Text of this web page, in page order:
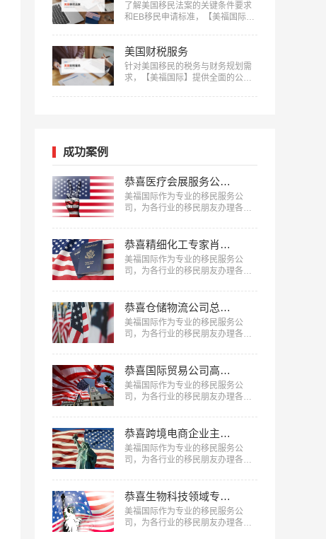
了解美国移民法案的关键条件要求
和EB移民申请标准，【美福国际】
美国财税服务
针对美国移民的税务与财务规划需
求，【美福国际】提供全面的公司
成功案例
恭喜医疗会展服务公司企业主蔡先生获批美国L1签证！
美福国际作为专业的移民服务公
司，为各行业的移民朋友办理各种
下面就为大家分享医疗会展服务公
司企业主蔡先生获批美国L1签证成
功案例。…
恭喜精细化工专家肖先生获批美国EB-1A移民！
美福国际作为专业的移民服务公
司，为各行业的移民朋友办理各种
为大家分享精细化工专家肖先生获
批美国EB-1A移民成功案例。…
恭喜仓储物流公司总监陈先生获批美国L1签证！
美福国际作为专业的移民服务公
司，为各行业的移民朋友办理各种
下面就为大家分享仓储物流公司总
监陈先生获批美国L1签证成功案
例。…
恭喜国际贸易公司高管郑先生获批美国L1签证！
美福国际作为专业的移民服务公
司，为各行业的移民朋友办理各种
下面就为大家分享国际贸易公司高
管郑先生获批美国L1签证成功案
例。…
恭喜跨境电商企业主郑女士获批美国L1签证！
美福国际作为专业的移民服务公
司，为各行业的移民朋友办理各种
下面就为大家分享跨境电商企业主
郑女士获批美国L1签证成功案例。
…
恭喜生物科技领域专家孟先生获批美国EB-1A移民！
美福国际作为专业的移民服务公
司，为各行业的移民朋友办理各种